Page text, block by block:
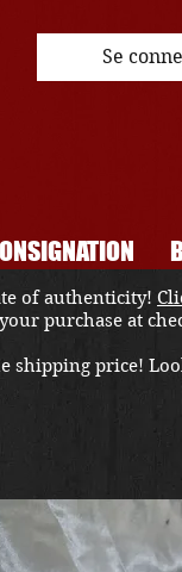
Se
of authenticity!
purchase at
shipping price!